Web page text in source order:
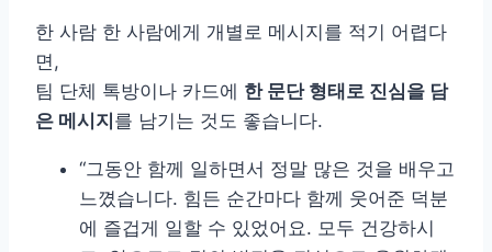
한 사람 한 사람에게 개별로 메시지를 적기 어렵다
면,
팀 단체 톡방이나 카드에 한 문단 형태로 진심을 담
은 메시지 를 남기는 것도 좋습니다.
“그동안 함께 일하면서 정말 많은 것을 배우고
느꼈습니다. 힘든 순간마다 함께 웃어준 덕분
에 즐겁게 일할 수 있었어요. 모두 건강하시